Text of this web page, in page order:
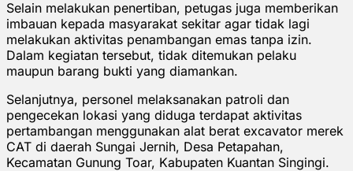
Selain melakukan penertiban, petugas juga memberikan
imbauan kepada masyarakat sekitar agar tidak lagi
melakukan aktivitas penambangan emas tanpa izin.
Dalam kegiatan tersebut, tidak ditemukan pelaku
maupun barang bukti yang diamankan.
Selanjutnya, personel melaksanakan patroli dan
pengecekan lokasi yang diduga terdapat aktivitas
pertambangan menggunakan alat berat excavator merek
CAT di daerah Sungai Jernih, Desa Petapahan,
Kecamatan Gunung Toar, Kabupaten Kuantan Singingi.